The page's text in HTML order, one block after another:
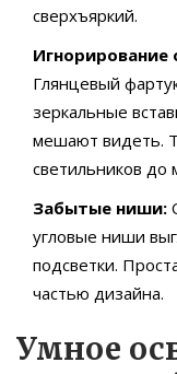
сверхъяркий.
Глянцевый
зеркальные
мешают видеть.
светильников до
Забытые ниши:
угловые ниши
подсветки.
частью дизайна.
Умное